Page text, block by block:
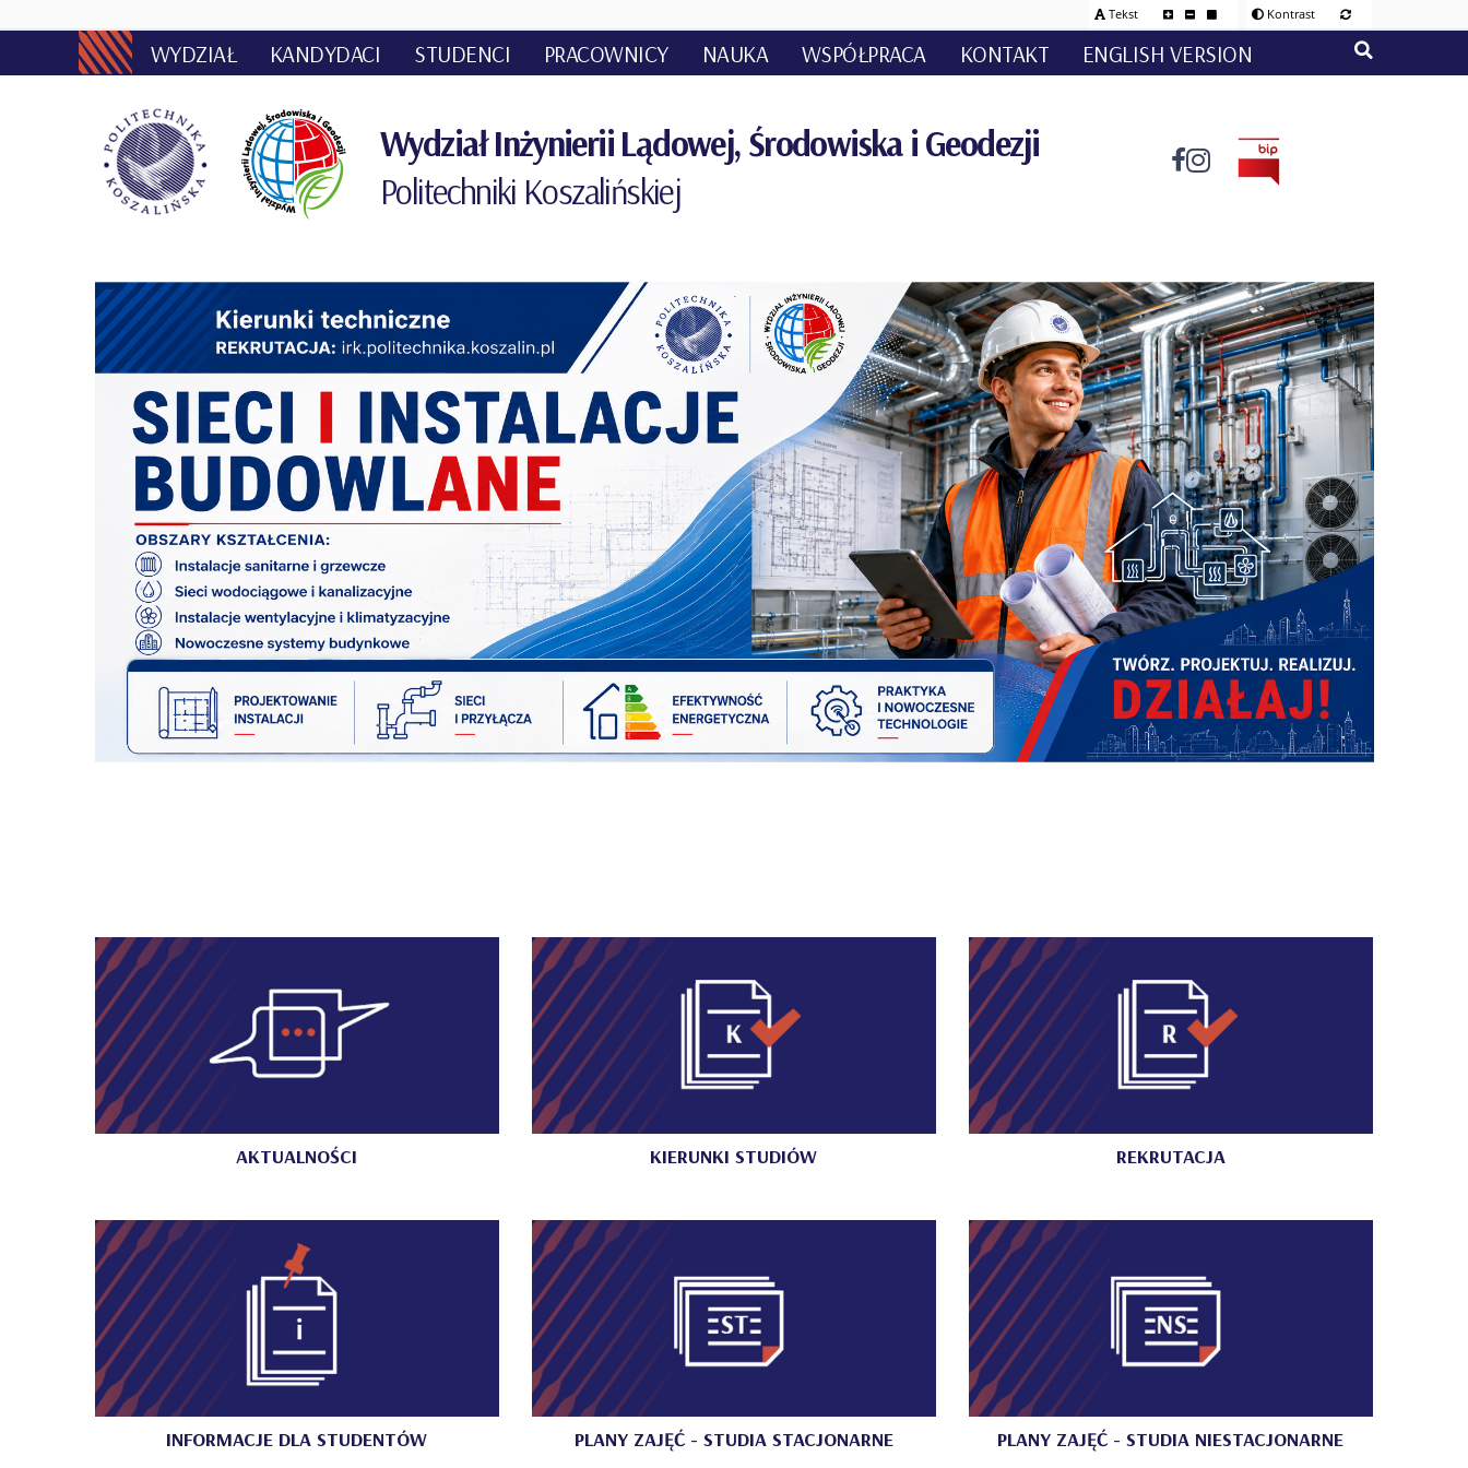
Tekst Kontrast
WYDZIAŁ KANDYDACI STUDENCI PRACOWNICY NAUKA WSPÓŁPRACA KONTAKT ENGLISH VERSION
Wydział Inżynierii Lądowej, Środowiska i Geodezji
Politechniki Koszalińskiej
AKTUALNOŚCI KIERUNKI STUDIÓW REKRUTACJA
INFORMACJE DLA STUDENTÓW PLANY ZAJĘĆ - STUDIA STACJONARNE PLANY ZAJĘĆ - STUDIA NIESTACJONARNE